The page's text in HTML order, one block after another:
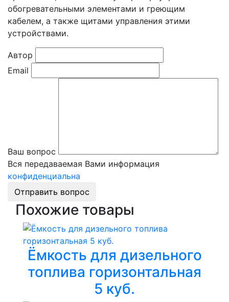
обогревательными элементами и греющим
кабелем, а также щитами управления этими
устройствами.
Автор
Email
Ваш вопрос
Вся передаваемая Вами информация
конфиденциальна
Отправить вопрос
Похожие товары
Ёмкость для дизельного
топлива горизонтальная
5 куб.